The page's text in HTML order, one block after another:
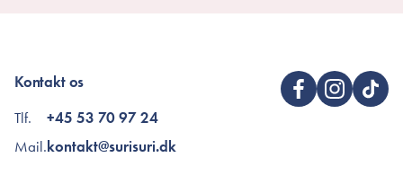
Kontakt os
Tlf.
Mail.
+45 53 70 97 24
kontakt@surisuri.dk